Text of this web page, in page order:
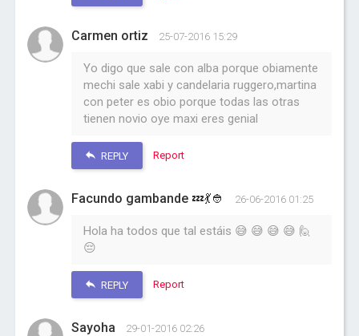
Carmen ortiz 25-07-2016 15:29
Yo digo que sale con alba porque obiamente
mechi sale xabi y candelaria ruggero,martina
con peter es obio porque todas las otras
tienen novio oye maxi eres genial
REPLY Report
Facundo gambande 💤💃👲 26-06-2016 01:25
Hola ha todos que tal estáis 😅 😅 😅 😅 🙋
😔
REPLY Report
Sayoha 29-01-2016 02:26